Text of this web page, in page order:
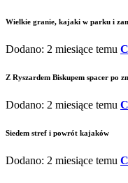
Wielkie granie, kajaki w parku i
Dodano: 2 miesiące temu
Z Ryszardem Biskupem spacer po
Dodano: 2 miesiące temu
Siedem stref i powrót kajaków
Dodano: 2 miesiące temu